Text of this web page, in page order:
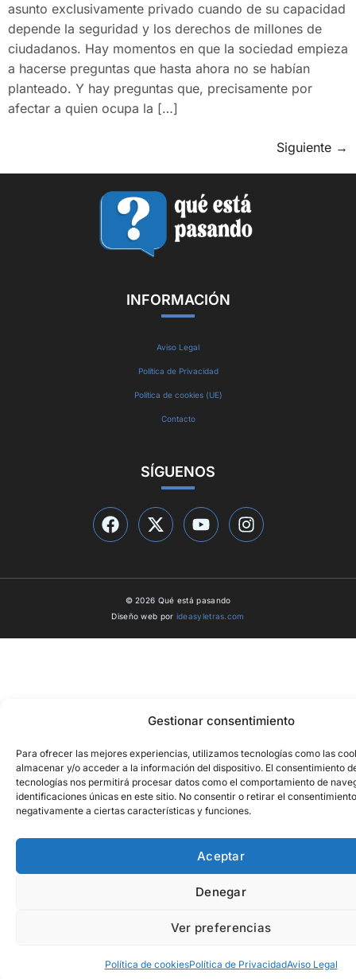
Gestionar consentimiento
Para ofrecer las mejores experiencias, utilizamos tecnologías como las
almacenar y/o acceder a la información del dispositivo. El consentimiento
tecnologías nos permitirá procesar datos como el comportamiento de
identificaciones únicas en este sitio. No consentir o retirar el
negativamente a ciertas características y funciones.
Aceptar
Denegar
Ver preferencias
Política de cookiesPolítica de PrivacidadAviso Legal
asunto exclusivamente privado cuando de su capacidad
depende la seguridad y los derechos de millones de
ciudadanos. Hay momentos en que la sociedad empieza
a hacerse preguntas que hasta ahora no se habían
planteado. Y hay preguntas que, precisamente por
afectar a quien ocupa la […]
Siguiente →
INFORMACIÓN
Aviso Legal
Política de Privacidad
Política de cookies (UE)
Contacto
SÍGUENOS
© 2026 Qué está pasando
Diseño web por ideasyletras.com